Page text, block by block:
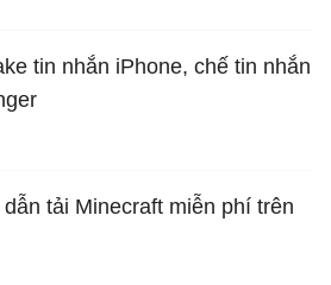
tin nhắn iPhone, chế tin nhắn
tải Minecraft miễn phí trên